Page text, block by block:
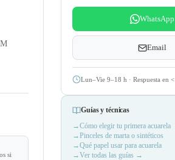
si
WhatsApp
Email
Lun–Vie 9–18 h · Respuesta en <
Guías y técnicas
Cómo elegir tu primera acuarela
Pinceles de marta o sintéticos
Qué papel usar para acuarela
Ver todas las guías →